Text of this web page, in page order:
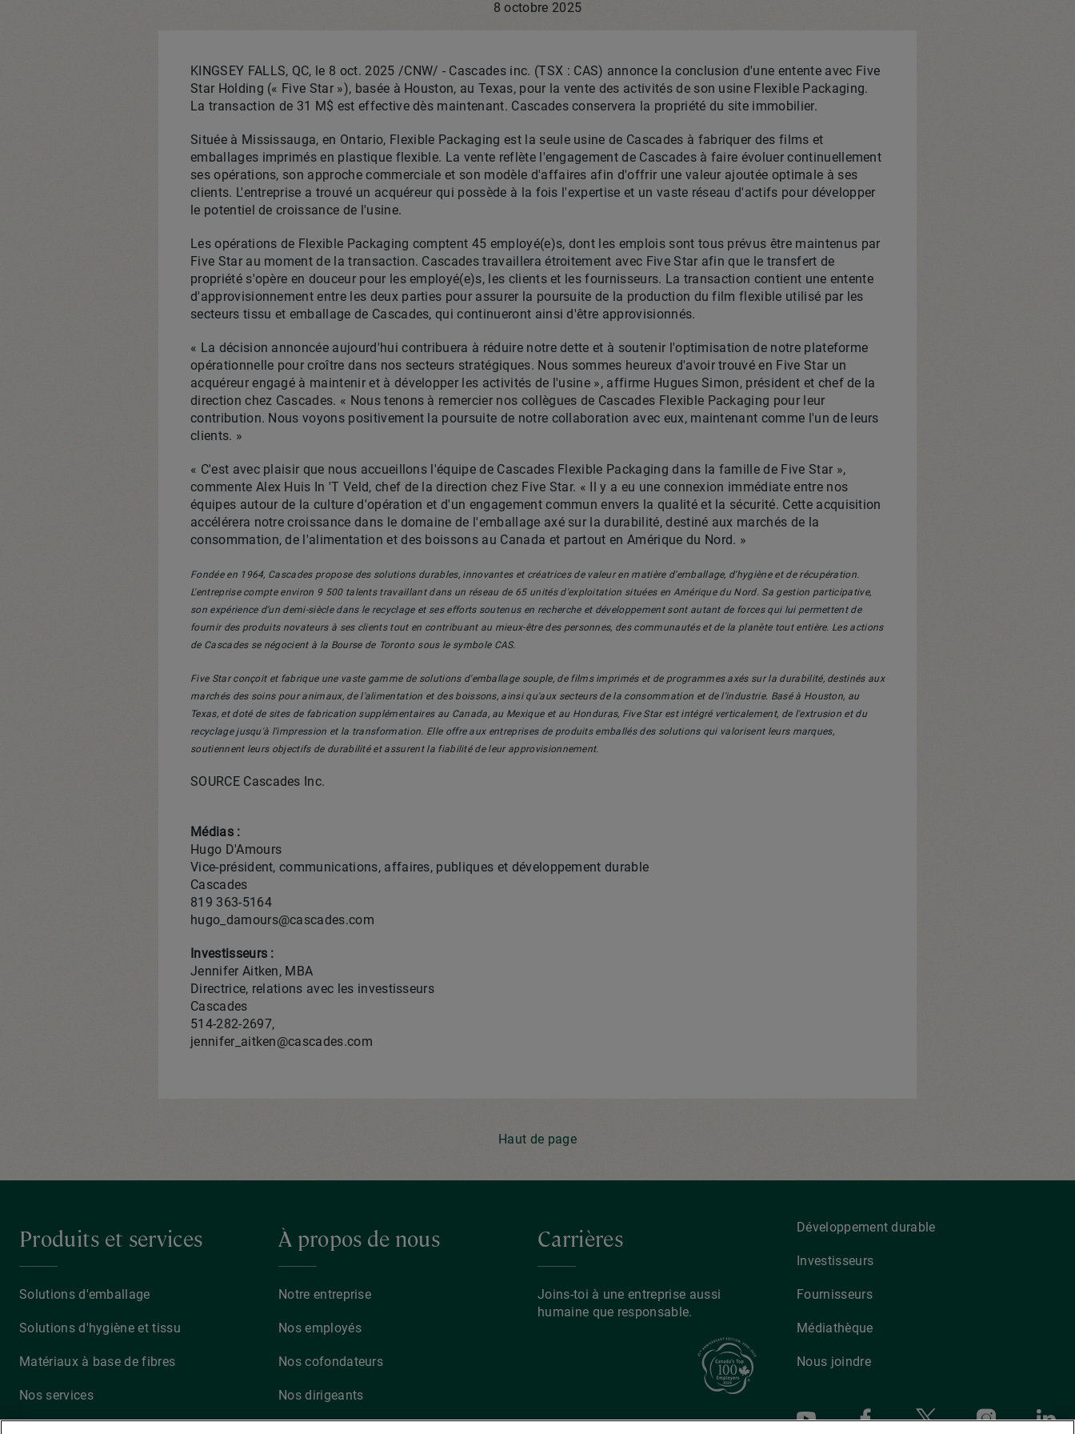
8 octobre 2025
KINGSEY FALLS, QC, le 8 oct. 2025 /CNW/ - Cascades inc. (TSX : CAS) annonce la conclusion d'une entente avec Five
Star Holding (« Five Star »), basée à Houston, auTexas, pour la vente des activités de son usine Flexible Packaging.
La transaction de 31 M$ est effective dès maintenant. Cascades conservera la propriété du site immobilier.
Située à Mississauga, en Ontario, Flexible Packaging est la seule usine de Cascades à fabriquer des films et
emballages imprimés en plastique flexible. La vente reflète l'engagement de Cascades à faire évoluer continuellement
ses opérations, son approche commerciale et son modèle d'affaires afin d'offrir une valeur ajoutée optimale à ses
clients. L'entreprise a trouvé un acquéreur qui possède à la fois l'expertise et un vaste réseau d'actifs pour développer
le potentiel de croissance de l'usine.
Les opérations de Flexible Packaging comptent 45 employé(e)s, dont les emplois sont tous prévus être maintenus par
Five Star au moment de la transaction. Cascades travaillera étroitement avec Five Star afin que le transfert de
propriété s'opère en douceur pour les employé(e)s, les clients et les fournisseurs. La transaction contient une entente
d'approvisionnement entre les deux parties pour assurer la poursuite de la production du film flexible utilisé par les
secteurs tissu et emballage de Cascades, qui continueront ainsi d'être approvisionnés.
« La décision annoncée aujourd'hui contribuera à réduire notre dette et à soutenir l'optimisation de notre plateforme
opérationnelle pour croître dans nos secteurs stratégiques. Nous sommes heureux d'avoir trouvé en Five Star un
acquéreur engagé à maintenir et à développer les activités de l'usine », affirme Hugues Simon, président et chef de la
direction chez Cascades. « Nous tenons à remercier nos collègues de Cascades Flexible Packaging pour leur
contribution. Nous voyons positivement la poursuite de notre collaboration avec eux, maintenant comme l'un de leurs
clients. »
« C'est avec plaisir que nous accueillons l'équipe de Cascades Flexible Packaging dans la famille de Five Star »,
commente Alex Huis In 'T Veld, chef de la direction chez Five Star. « Il y a eu une connexion immédiate entre nos
équipes autour de la culture d'opération et d'un engagement commun envers la qualité et la sécurité. Cette acquisition
accélérera notre croissance dans le domaine de l'emballage axé sur la durabilité, destiné aux marchés de la
consommation, de l'alimentation et des boissons au Canada et partout en Amérique du Nord. »
Fondée en 1964, Cascades propose des solutions durables, innovantes et créatrices de valeur en matière d'emballage, d'hygiène et de récupération.
L'entreprise compte environ 9 500 talents travaillant dans un réseau de 65 unités d'exploitation situées en Amérique du Nord. Sa gestion participative,
son expérience d'un demi-siècle dans le recyclage et ses efforts soutenus en recherche et développement sont autant de forces qui lui permettent de
fournir des produits novateurs à ses clients tout en contribuant au mieux-être des personnes, des communautés et de la planète tout entière. Les actions
de Cascades se négocient à la Bourse de Toronto sous le symbole CAS.
Five Star conçoit et fabrique une vaste gamme de solutions d'emballage souple, de films imprimés et de programmes axés sur la durabilité, destinés aux
marchés des soins pour animaux, de l'alimentation et des boissons, ainsi qu'aux secteurs de la consommation et de l'industrie. Basé à Houston, au
Texas, et doté de sites de fabrication supplémentaires au Canada, au Mexique et au Honduras, Five Star est intégré verticalement, de l'extrusion et du
recyclage jusqu'à l'impression et la transformation. Elle offre aux entreprises de produits emballés des solutions qui valorisent leurs marques,
soutiennent leurs objectifs de durabilité et assurent la fiabilité de leur approvisionnement.
SOURCE Cascades Inc.
Médias :
Hugo D'Amours
Vice-président, communications, affaires, publiques et développement durable
Cascades
819 363-5164
hugo_damours@cascades.com
Investisseurs :
Jennifer Aitken, MBA
Directrice, relations avec les investisseurs
Cascades
514-282‑2697,
jennifer_aitken@cascades.com
Haut de page
Produits et services
Solutions d'emballage
Solutions d'hygiène et tissu
Matériaux à base de fibres
Nos services
À propos de nous
Notre entreprise
Nos employés
Nos cofondateurs
Nos dirigeants
Carrières
Joins-toi à une entreprise aussi
humaine que responsable.
Développement durable
Investisseurs
Fournisseurs
Médiathèque
Nous joindre
YoutubeFacebook
X